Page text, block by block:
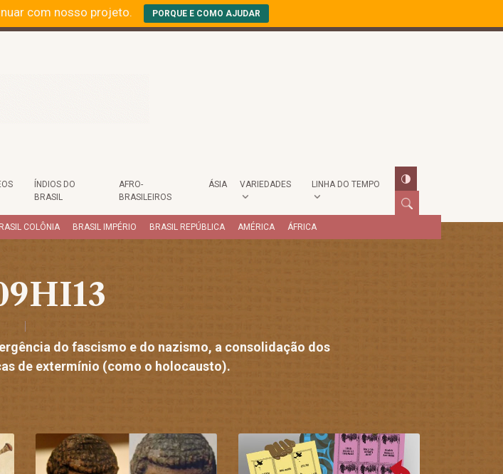
com nosso projeto. PORQUE E COMO AJUDAR
ÍNDIOS DO
BRASIL
AFRO-
BRASILEIROS
ÁSIA VARIEDADES LINHA DO TEMPO
COLÔNIA BRASIL IMPÉRIO BRASIL REPÚBLICA AMÉRICA ÁFRICA
do fascismo e do nazismo, a consolidação dos
de extermínio (como o holocausto).